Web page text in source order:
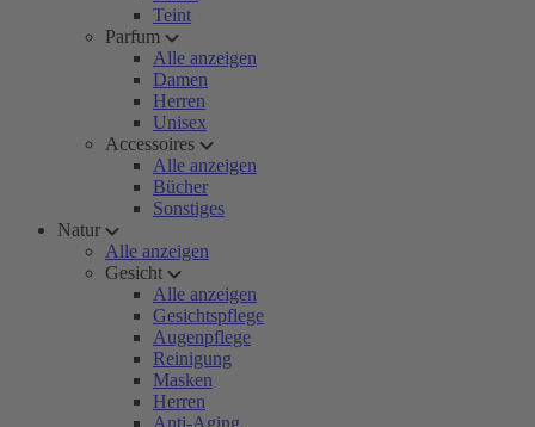
Teint
Parfum
Alle anzeigen
Damen
Herren
Unisex
Accessoires
Alle anzeigen
Bücher
Sonstiges
Natur
Alle anzeigen
Gesicht
Alle anzeigen
Gesichtspflege
Augenpflege
Reinigung
Masken
Herren
Anti-Aging